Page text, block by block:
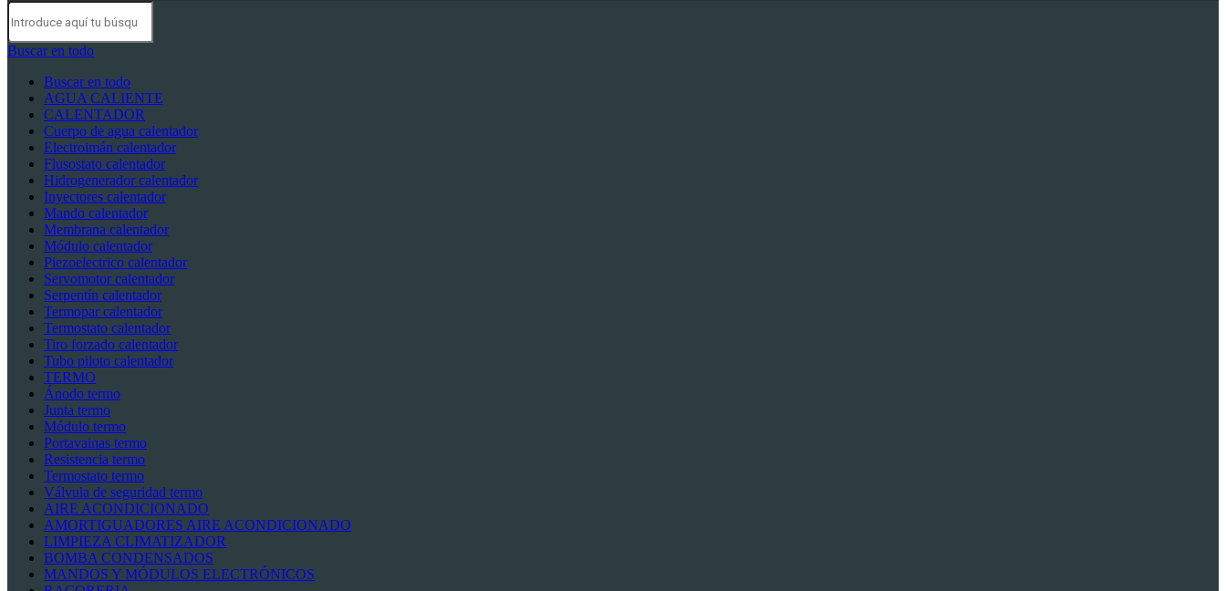
Buscar en todo
Buscar en todo
AGUA CALIENTE
CALENTADOR
Cuerpo de agua calentador
Electroimán calentador
Flusostato calentador
Hidrogenerador calentador
Inyectores calentador
Mando calentador
Membrana calentador
Módulo calentador
Piezoelectrico calentador
Servomotor calentador
Serpentín calentador
Termopar calentador
Termostato calentador
Tiro forzado calentador
Tubo piloto calentador
TERMO
Ánodo termo
Junta termo
Módulo termo
Portavainas termo
Resistencia termo
Termostato termo
Válvula de seguridad termo
AIRE ACONDICIONADO
AMORTIGUADORES AIRE ACONDICIONADO
LIMPIEZA CLIMATIZADOR
BOMBA CONDENSADOS
MANDOS Y MÓDULOS ELECTRÓNICOS